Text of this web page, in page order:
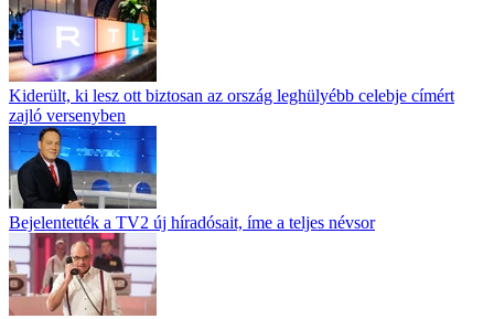
Kiderült, ki lesz ott biztosan az ország leghülyébb celebje címért
zajló versenyben
Bejelentették a TV2 új híradósait, íme a teljes névsor